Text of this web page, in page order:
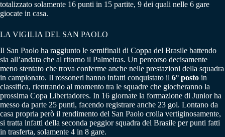
totalizzato solamente 16 punti in 15 partite, 9 dei quali nelle 6 gare
giocate in casa.
LA VIGILIA DEL SAN PAOLO
Il San Paolo ha raggiunto le semifinali di Coppa del Brasile battendo
sia all’andata che al ritorno il Palmeiras. Un percorso decisamente
meno stentato che trova conferme anche nelle prestazioni della squadra
in campionato. Il rossoneri hanno infatti conquistato il 6° posto in
classifica, rientrando al momento tra le squadre che giocheranno la
prossima Copa Libertadores. In 16 giornate la formazione di Junior ha
messo da parte 25 punti, facendo registrare anche 23 gol. Lontano da
casa propria però il rendimento del San Paolo crolla vertiginosamente,
si tratta infatti della seconda peggior squadra del Brasile per punti fatti
in trasferta, solamente 4 in 8 gare.